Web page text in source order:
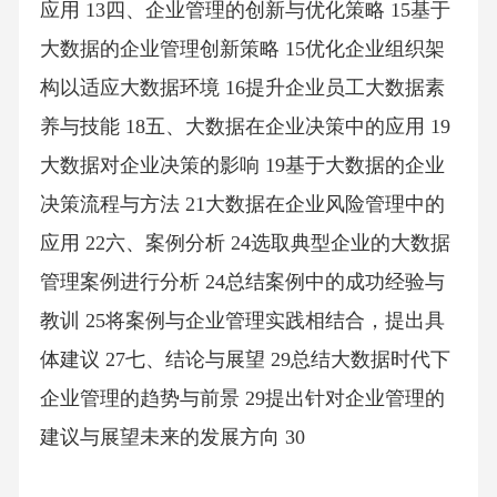
应用 13四、企业管理的创新与优化策略 15基于
大数据的企业管理创新策略 15优化企业组织架
构以适应大数据环境 16提升企业员工大数据素
养与技能 18五、大数据在企业决策中的应用 19
大数据对企业决策的影响 19基于大数据的企业
决策流程与方法 21大数据在企业风险管理中的
应用 22六、案例分析 24选取典型企业的大数据
管理案例进行分析 24总结案例中的成功经验与
教训 25将案例与企业管理实践相结合，提出具
体建议 27七、结论与展望 29总结大数据时代下
企业管理的趋势与前景 29提出针对企业管理的
建议与展望未来的发展方向 30